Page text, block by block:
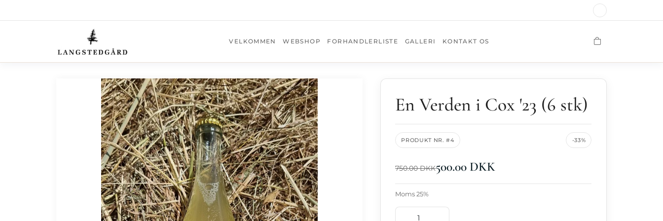
VELKOMMEN WEBSHOP FORHANDLERLISTE GALLERI KONTAKT OS
LANGSTEDGÅRD
SØG
Velkommen
Webshop
Forhandlerliste
En Verden i Cox '23 (6 stk)
PRODUKT NR. #4 -33%
750.00 DKK500.00 DKK
Moms 25%